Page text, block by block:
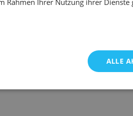
Rahmen Ihrer Nutzung ihrer Dienste
ALLE